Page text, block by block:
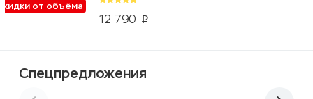
от объёма
12 790 p
Спецпредложения